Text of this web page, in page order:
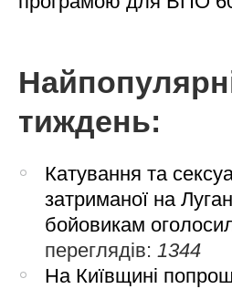
тиждень:
Катування та
затриманої на
бойовикам
переглядів:1344
На Київщині